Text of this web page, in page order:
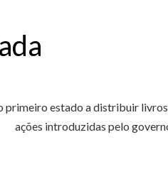
estado a distribuir
ações introduzidas pelo